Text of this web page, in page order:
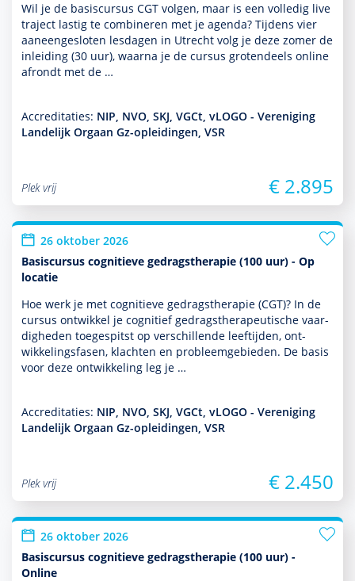
Wil je de basis­cursus CGT volgen, maar is een volledig live
traject lastig te combineren met je agenda? Tijdens vier
aaneengesloten lesdagen in Utrecht volg je deze zomer de
inleiding (30 uur), waarna je de cursus grotendeels online
afrondt met de …
Accreditaties: NIP, NVO, SKJ, VGCt, vLOGO - Vereniging
Landelijk Orgaan Gz-opleidingen, VSR
Plek vrij € 2.895
26 oktober 2026
Basiscursus cognitieve gedragstherapie (100 uur) - Op
locatie
Hoe werk je met cogni­tieve gedrags­thera­pie (CGT)? In de
cursus ontwik­kel je cognitief gedrags­thera­peu­tische vaar­
dig­heden toegespitst op ver­schil­lende leeftijden, ont­
wikke­lingsfasen, klachten en probleemgebieden. De basis
voor deze ont­wikke­ling leg je …
Accreditaties: NIP, NVO, SKJ, VGCt, vLOGO - Vereniging
Landelijk Orgaan Gz-opleidingen, VSR
Plek vrij € 2.450
26 oktober 2026
Basiscursus cognitieve gedragstherapie (100 uur) -
Online